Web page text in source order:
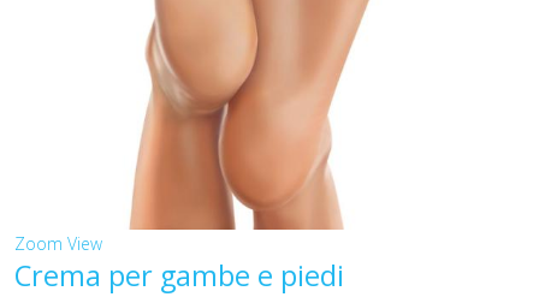
Zoom View
Crema per gambe e piedi